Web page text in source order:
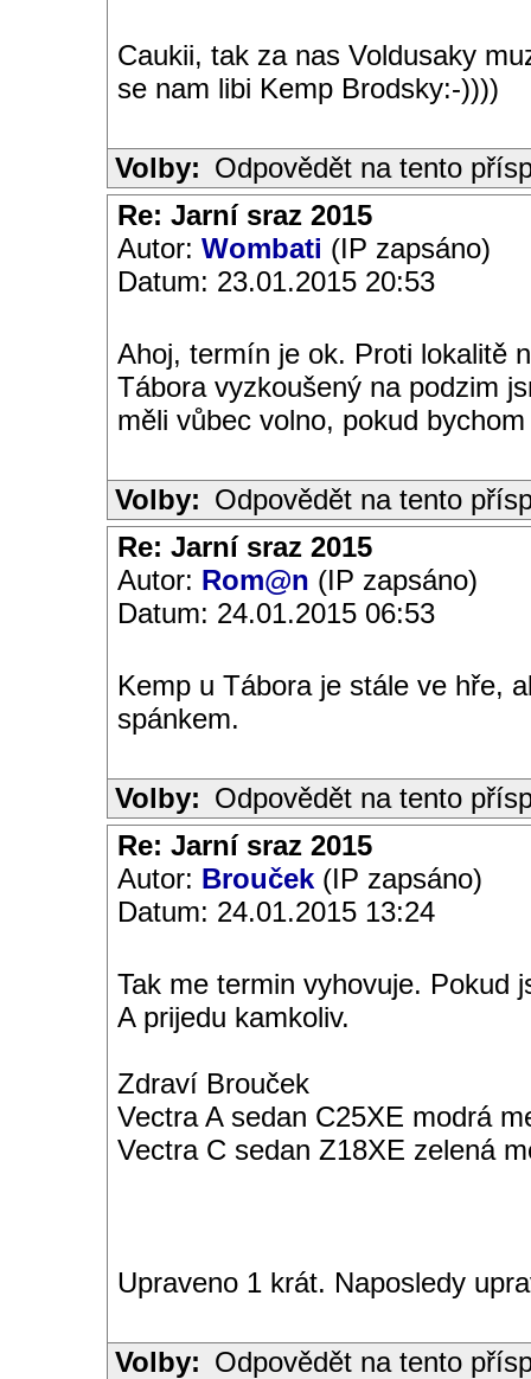
Caukii, tak za nas Voldusaky
se nam libi Kemp Brodsky:-))))
Volby: Odpovědět na tento
Re: Jarní sraz 2015
Autor: Wombati (IP zapsáno)
Datum: 23.01.2015 20:53
Ahoj, termín je ok. Proti lokalitě
Tábora vyzkoušený na podzim
měli vůbec volno, pokud
Volby: Odpovědět na tento
Re: Jarní sraz 2015
Autor: Rom@n (IP zapsáno)
Datum: 24.01.2015 06:53
Kemp u Tábora je stále ve hře,
spánkem.
Volby: Odpovědět na tento
Re: Jarní sraz 2015
Autor: Brouček (IP zapsáno)
Datum: 24.01.2015 13:24
Tak me termin vyhovuje. Pokud
A prijedu kamkoliv.
Zdraví Brouček
Vectra A sedan C25XE modrá
Vectra C sedan Z18XE zelená
Upraveno 1 krát. Naposledy
Volby: Odpovědět na tento